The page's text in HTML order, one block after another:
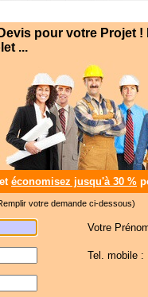
pour votre Projet !
...
économisez jusqu'à 30 %
votre demande ci-dessous)
Votre
Tel. mobile :